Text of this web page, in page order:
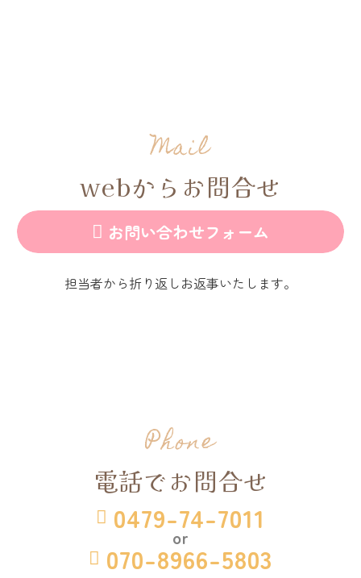
Mail
webからお問合せ
 お問い合わせフォーム
担当者から折り返しお返事いたします。
Phone
電話でお問合せ
 0479-74-7011
or
 070-8966-5803